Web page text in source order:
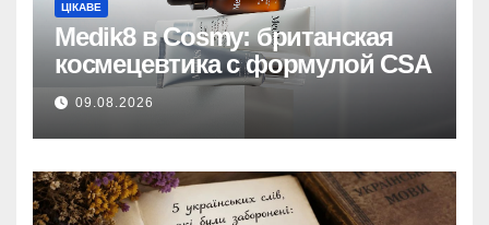
ЦІКАВЕ
Medik8 в Cosmy: британская
космецевтика с формулой CSA
09.08.2026